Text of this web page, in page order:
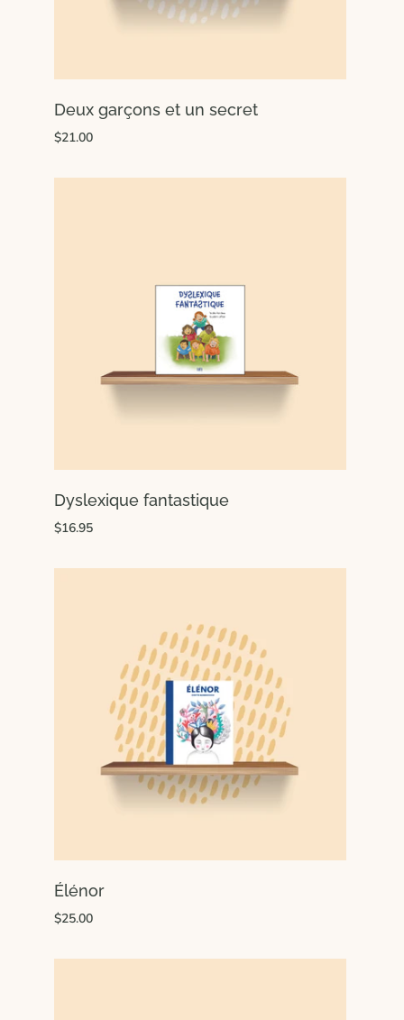
Deux garçons et un secret
$21.00
Dyslexique fantastique
$16.95
Élénor
$25.00